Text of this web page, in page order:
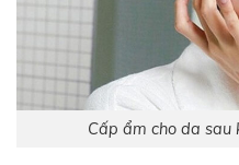
Cấp ẩm cho da sau